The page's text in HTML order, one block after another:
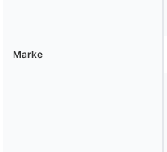
Marke